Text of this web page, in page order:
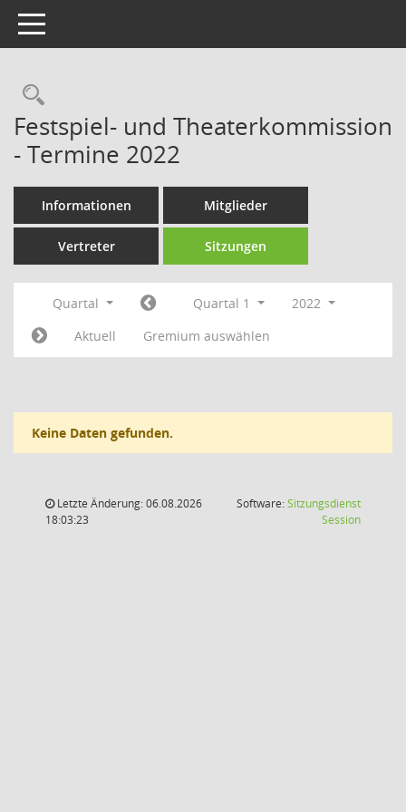
Toggle navigation
Rechercheauswahl
Festspiel- und Theaterkommission
- Termine 2022
Informationen Mitglieder
Vertreter Sitzungen
Quartal Quartal 1
2022
Aktuell
Gremium auswählen
Keine Daten gefunden.
Letzte Änderung: 06.08.2026
18:03:23
Software:Sitzungsdienst
Session(Wird in